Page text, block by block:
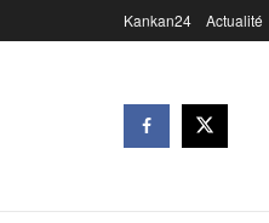
Kankan24 Actualité